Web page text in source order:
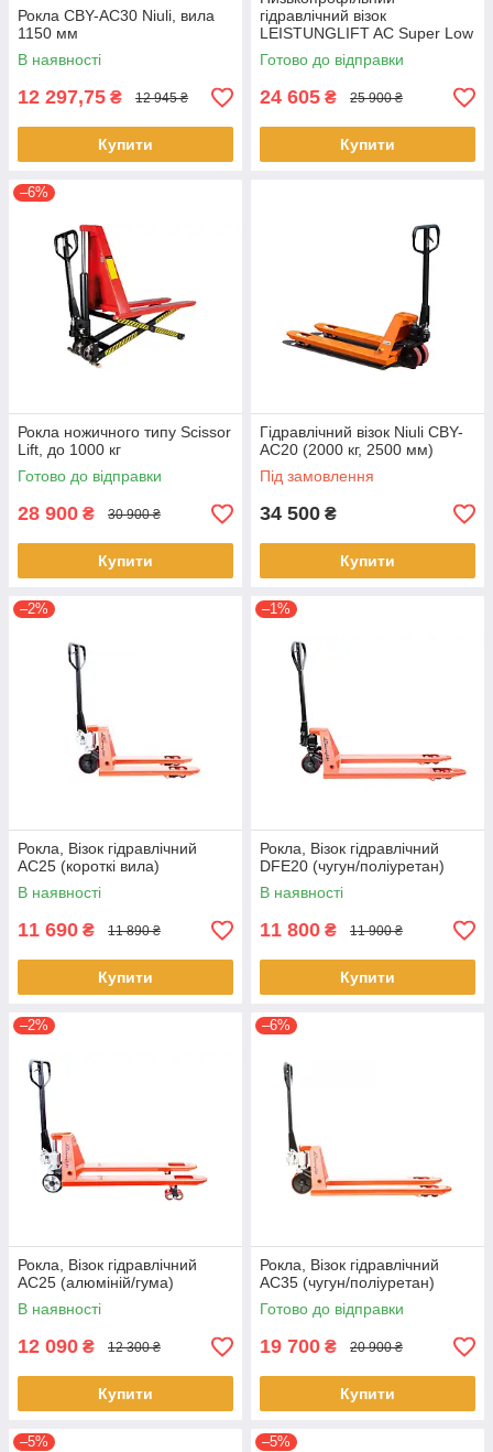
Рокла CBY-AC30 Niuli, вила
1150 мм
В наявності
12 297,75 ₴ 12 945 ₴
Купити
гідравлічний візок
LEISTUNGLIFT AC Super Low
до 1000 кг 35 мм
(поліуретанові колеса)
Готово до відправки
24 605 ₴ 25 900 ₴
Купити
–6%
Рокла ножичного типу Scissor
Lift, до 1000 кг
Готово до відправки
28 900 ₴ 30 900 ₴
Купити
Гідравлічний візок Niuli CBY-
AC20 (2000 кг, 2500 мм)
Під замовлення
34 500 ₴
Купити
–2%
Рокла, Візок гідравлічний
AC25 (короткі вила)
В наявності
11 690 ₴ 11 890 ₴
Купити
–1%
Рокла, Візок гідравлічний
DFE20 (чугун/поліуретан)
В наявності
11 800 ₴ 11 900 ₴
Купити
–2%
Рокла, Візок гідравлічний
AC25 (алюміній/гума)
В наявності
12 090 ₴ 12 300 ₴
Купити
–6%
Рокла, Візок гідравлічний
AC35 (чугун/поліуретан)
Готово до відправки
19 700 ₴ 20 900 ₴
Купити
–5% –5%